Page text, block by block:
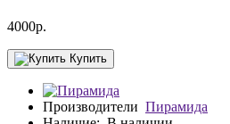
4000р.
Купить
Производители Пирамида